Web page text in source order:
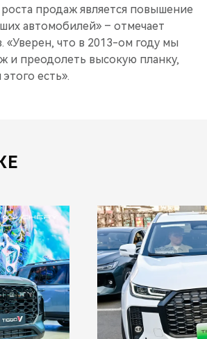
продаж является повышение
автомобилей» – отмечает
что в 2013-ом году мы
и преодолеть высокую планку,
есть».